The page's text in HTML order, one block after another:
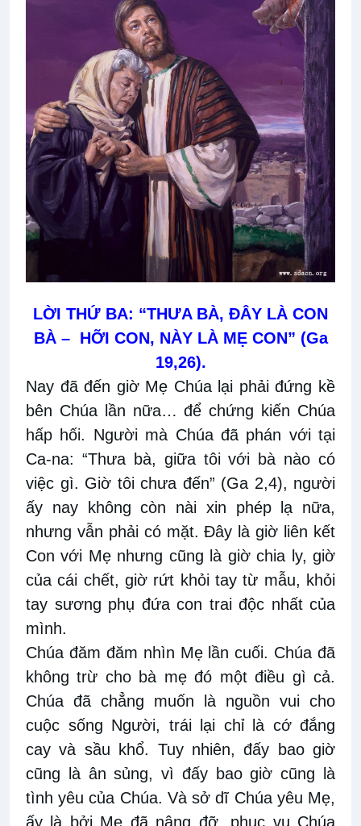
LỜI THỨ BA: “THƯA BÀ, ĐÂY LÀ CON
BÀ – HỠI CON, NÀY LÀ MẸ CON” (Ga
19,26).
Nay đã đến giờ Mẹ Chúa lại phải đứng kề
bên Chúa lần nữa… để chứng kiến Chúa
hấp hối. Người mà Chúa đã phán với tại
Ca-na: “Thưa bà, giữa tôi với bà nào có
việc gì. Giờ tôi chưa đến” (Ga 2,4), người
ấy nay không còn nài xin phép lạ nữa,
nhưng vẫn phải có mặt. Đây là giờ liên kết
Con với Mẹ nhưng cũng là giờ chia ly, giờ
của cái chết, giờ rứt khỏi tay từ mẫu, khỏi
tay sương phụ đứa con trai độc nhất của
mình.
Chúa đăm đăm nhìn Mẹ lần cuối. Chúa đã
không trừ cho bà mẹ đó một điều gì cả.
Chúa đã chẳng muốn là nguồn vui cho
cuộc sống Người, trái lại chỉ là cớ đắng
cay và sầu khổ. Tuy nhiên, đấy bao giờ
cũng là ân sủng, vì đấy bao giờ cũng là
tình yêu của Chúa. Và sở dĩ Chúa yêu Mẹ,
ấy là bởi Mẹ đã nâng đỡ, phục vụ Chúa